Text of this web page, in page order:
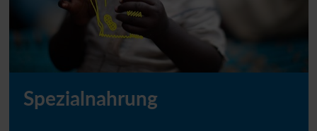
Spezialnahrung